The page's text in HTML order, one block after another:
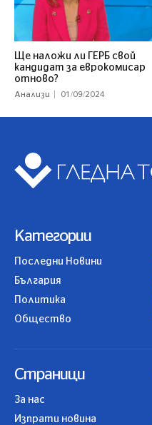
Ще наложи ли ГЕРБ свой
кандидат за еврокомисар
отново?
Анализи 01/09/2024
Категории
Последни Новини
България
Политика
Общество
Страници
За нас
Изпрати новина